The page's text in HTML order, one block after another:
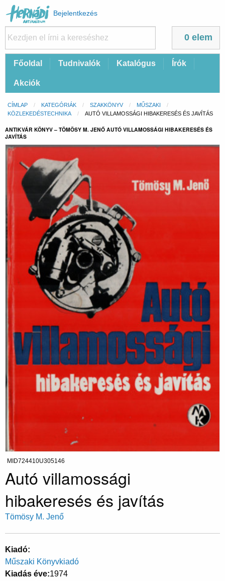
Felhasználói
fiók
menüje
Bejelentkezés
0 elem
FőFőoldal Tudnivalók Katalógus Írók
Akciók
Morzsa
CÍMLAP KATEGÓRIÁK SZAKKÖNYV
MŰSZAKI
KÖZLEKEDÉSTECHNIKA
CURRENT:
AUTÓ VILLAMOSSÁGI HIBAKERESÉS ÉS JAVÍTÁS
ANTIKVÁR KÖNYV – TÖMÖSY M. JENŐ AUTÓ VILLAMOSSÁGI HIBAKERESÉS ÉS
JAVÍTÁS
MID724410U305146
Autó villamossági
hibakeresés és javítás
Tömösy M. Jenő
Kiadó
Műszaki Könyvkiadó
Kiadás éve 1974